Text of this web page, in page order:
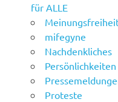
für ALLE
mifegyne
Nachdenkliches
Persönlichkeiten
Proteste